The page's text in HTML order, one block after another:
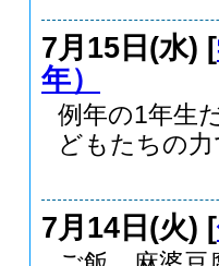
7月15日(水) [
年）
例年の1年生
どもたちの
7月14日(火) [